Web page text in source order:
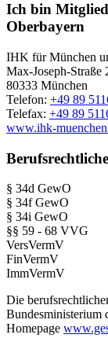
Ich bin
Oberbayern
IHK für München
Max-Joseph-Straße
80333 München
Telefon: +49 89
Telefax: +49 89
www.ihk-
§ 34d GewO
§ 34f GewO
§ 34i GewO
§§ 59 - 68 VVG
VersVermV
FinVermV
ImmVermV
Die
Bundesministerium
Homepage